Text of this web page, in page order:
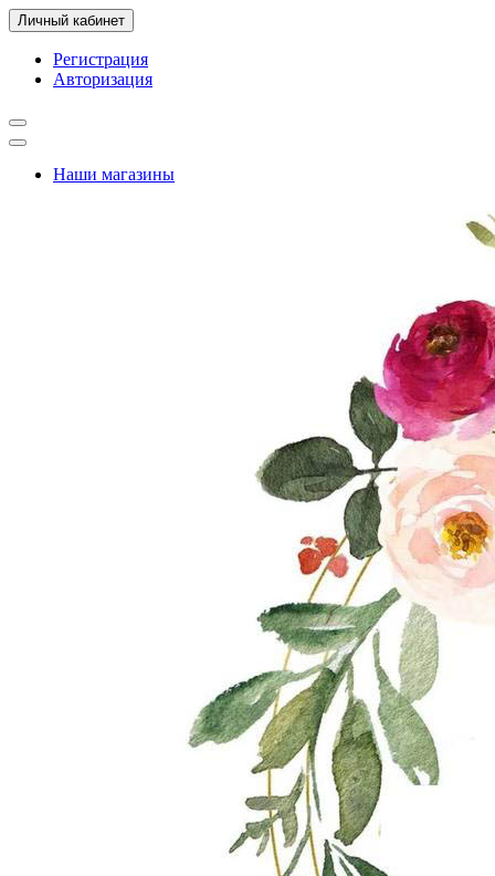
Личный кабинет
Регистрация
Авторизация
Наши магазины